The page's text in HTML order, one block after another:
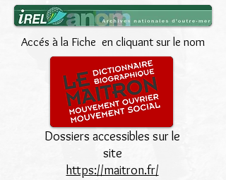
Accés à la Fiche en cliquant sur le nom
Dossiers accessibles sur le
site
https://maitron.fr/